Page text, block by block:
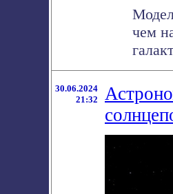
чем
30.06.2024
21:32